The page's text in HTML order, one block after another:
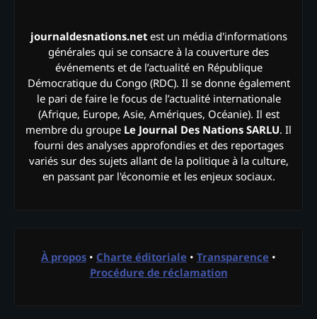
journaldesnations.netest un média d'informations
générales qui se consacre à la couverture des
événements et de l’actualité en République
Démocratique du Congo (RDC). Il se donne également
le pari de faire le focus de l’actualité internationale
(Afrique, Europe, Asie, Amériques, Océanie). Il est
membre du groupe Le Journal Des Nations SARLU. Il
fourni des analyses approfondies et des reportages
variés sur des sujets allant de la politique à la culture,
en passant par l'économie et les enjeux sociaux.
À propos • Charte éditoriale • Transparence •
Procédure de réclamation